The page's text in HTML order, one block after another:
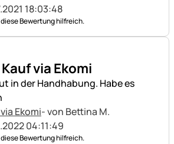
18:03:48
Bewertung hilfreich.
via Ekomi
in der Handhabung. Habe es
Ekomi- von Bettina M.
04:11:49
Bewertung hilfreich.